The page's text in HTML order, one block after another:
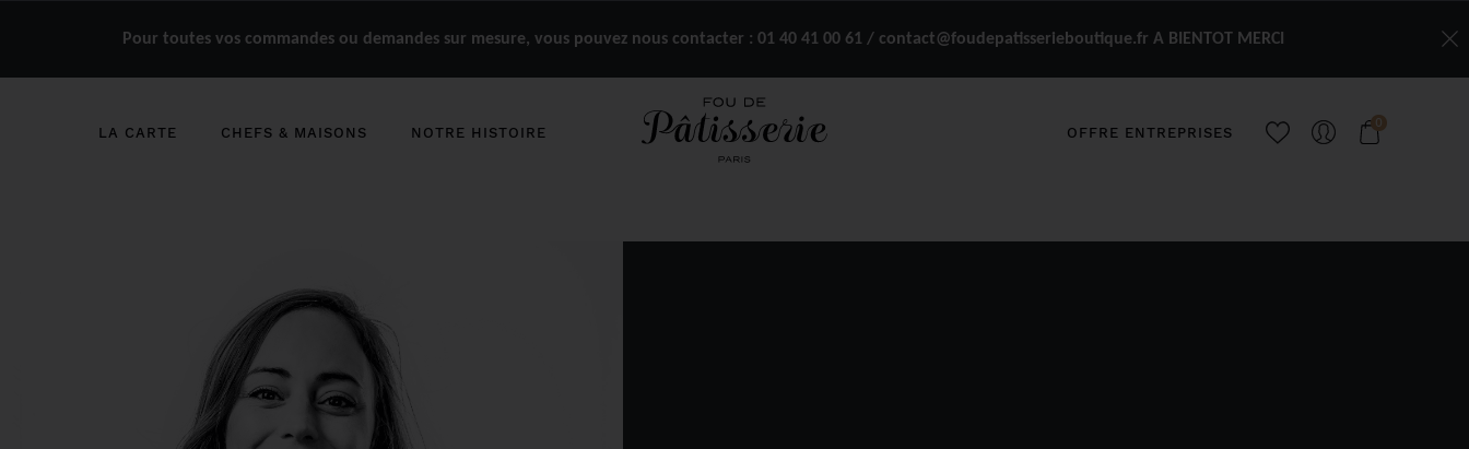
Pour toutes vos commandes ou demandes sur mesure, vous pouvez nous contacter : 01 40 41 00 61 / contact@foudepatisserieboutique.fr A BIENTOT MERCI
LA CARTE CHEFS & MAISONS NOTRE HISTOIRE OFFRE ENTREPRISES
0